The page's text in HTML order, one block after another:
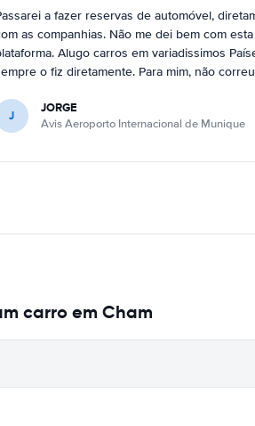
a fazer reservas de automóvel,
as companhias. Não me dei bem com esta
Alugo carros em variadissimos
o fiz diretamente. Para mim, não
J JORGE
Avis Aeroporto Internacional de Munique
carro em Cham